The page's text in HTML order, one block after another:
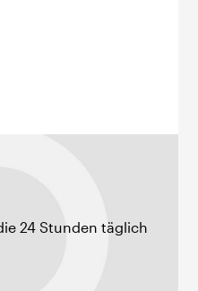
24 Stunden täglich